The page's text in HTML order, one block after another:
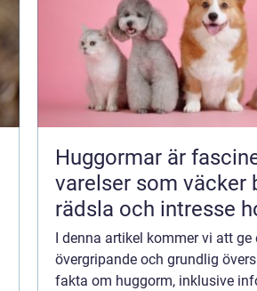
Huggormar är
varelser som väcker
rädsla och intresse
många människor
I denna artikel kommer vi att ge
övergripande och grundlig
fakta om huggorm, inklusive